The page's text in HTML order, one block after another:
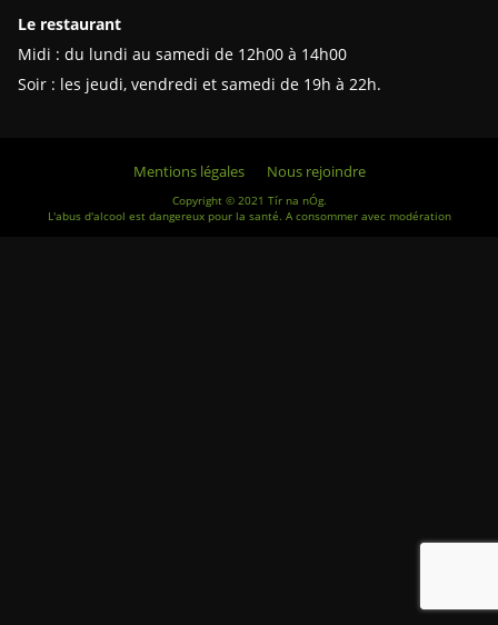
Le restaurant
Midi : du lundi au samedi de 12h00 à 14h00
Soir : les jeudi, vendredi et samedi de 19h à 22h.
Mentions légales Nous rejoindre
Copyright © 2021 Tír na nÓg.
L'abus d'alcool est dangereux pour la santé. A consommer avec modération